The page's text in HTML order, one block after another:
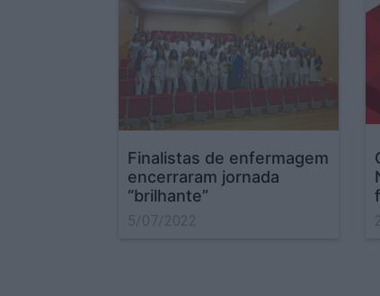
Finalistas de enfermagem
encerraram jornada
“brilhante”